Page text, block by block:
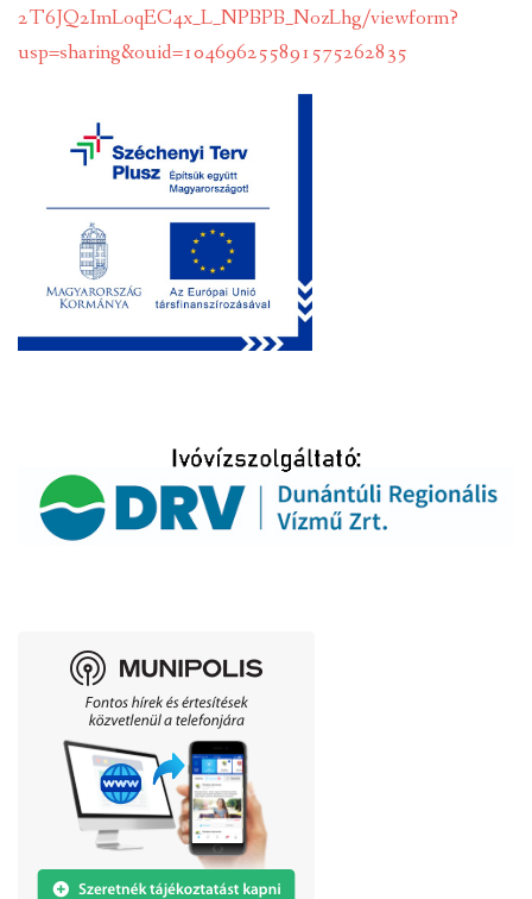
2T6JQ2ImLoqEC4x_L_NPBPB_NozLhg/viewform?
usp=sharing&ouid=104696255891575262835